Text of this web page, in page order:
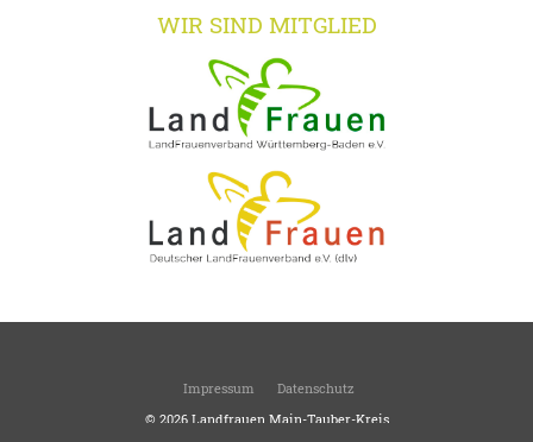
WIR SIND MITGLIED
Impressum
Datenschutz
© 2026 Landfrauen Main-Tauber-Kreis